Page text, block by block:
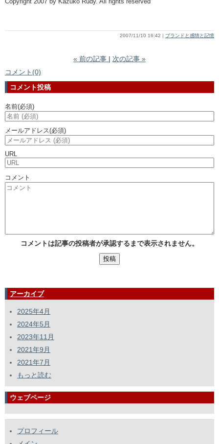
2007/11/10 16:42 ブランドと感情と記憶
« 前の記事 次の記事 »
コメント(0)
コメント投稿
名前(必須)
メールアドレス(必須)
URL
コメント
コメントは記事の投稿者が承認するまで表示されません。
アーカイブ
2025年4月
2024年5月
2023年11月
2021年9月
2021年7月
もっと読む
ウェブページ
プロフィール